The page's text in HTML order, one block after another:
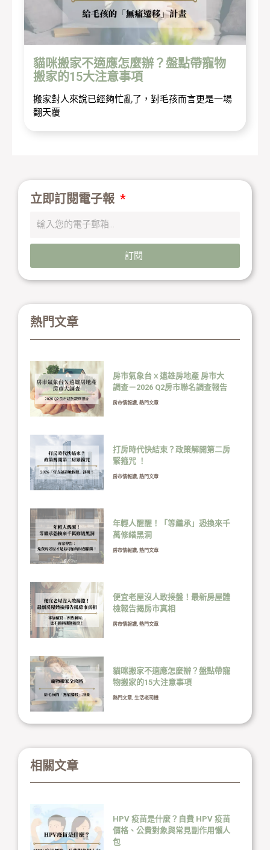
貓咪搬家不適應怎麼辦？盤點帶寵物
搬家的15大注意事項
搬家對人來說已經夠忙亂了，對毛孩而言更是一場
翻天覆
立即訂閱電子報
訂閱
熱門文章
房市氣象台ｘ遠雄房地產 房市大
調查－2026 Q2房市聯名調查報告
房市情報讚, 熱門文章
打房時代快結束？政策解開第二房
緊箍咒 ！
房市情報讚, 熱門文章
年輕人醒醒！「等繼承」恐換來千
萬修繕黑洞
房市情報讚, 熱門文章
便宜老屋沒人敢接盤！最新房屋體
檢報告揭房市真相
房市情報讚, 熱門文章
貓咪搬家不適應怎麼辦？盤點帶寵
物搬家的15大注意事項
熱門文章, 生活老司機
相關文章
HPV 疫苗是什麼？自費 HPV 疫苗
價格、公費對象與常見副作用懶人
包